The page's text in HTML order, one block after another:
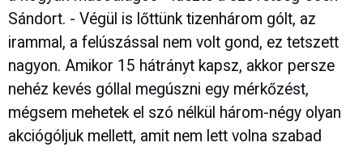
Sándort. - Végül is lőttünk tizenhárom gólt, az
irammal, a felúszással nem volt gond, ez tetszett
nagyon. Amikor 15 hátrányt kapsz, akkor persze
nehéz kevés góllal megúszni egy mérkőzést,
mégsem mehetek el szó nélkül három-négy olyan
akciógóljuk mellett, amit nem lett volna szabad